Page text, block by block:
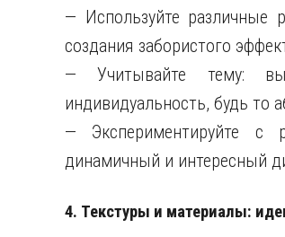
— Используйте различные
создания забористого
— Учитывайте тему:
индивидуальность, будь то
— Экспериментируйте с
динамичный и интересный
4. Текстуры и материалы: